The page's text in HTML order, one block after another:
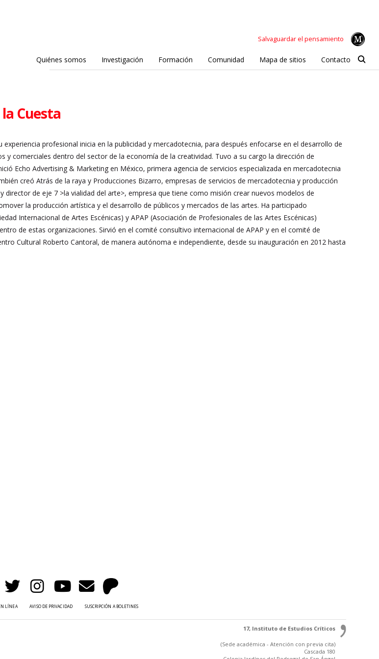
Salvaguardar el pensamiento
Quiénes somos Investigación Formación Comunidad Mapa de sitios Contacto
Cuesta
experiencia profesional inicia en la publicidad y mercadotecnia, para después enfocarse en el desarrollo de
y comerciales dentro del sector de la economía de la creatividad. Tuvo a su cargo la dirección de
Echo Advertising & Marketing en México, primera agencia de servicios especializada en mercadotecnia
creó Atrás de la raya y Producciones Bizarro, empresas de servicios de mercadotecnia y producción
director de eje 7 >la vialidad del arte>, empresa que tiene como misión crear nuevos modelos de
la producción artística y el desarrollo de públicos y mercados de las artes. Ha participado
Internacional de Artes Escénicas) y APAP (Asociación de Profesionales de las Artes Escénicas)
de estas organizaciones. Sirvió en el comité consultivo internacional de APAP y en el comité de
Cultural Roberto Cantoral, de manera autónoma e independiente, desde su inauguración en 2012 hasta
LÍNEA AVISO DE PRIVACIDAD SUSCRIPCIÓN A BOLETINES
17, Instituto de Estudios Críticos
(Sede académica - Atención con previa cita)
Cascada 180